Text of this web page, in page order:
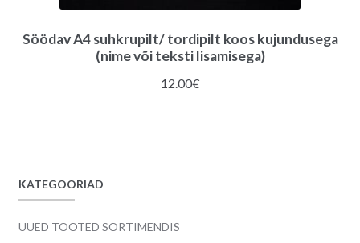
Söödav A4 suhkrupilt/ tordipilt koos kujundusega
(nime või teksti lisamisega)
12.00€
KATEGOORIAD
UUED TOOTED SORTIMENDIS